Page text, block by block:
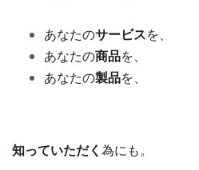
あなたのサービスを、
あなたの商品を、
あなたの製品を、
知っていただく 為にも。